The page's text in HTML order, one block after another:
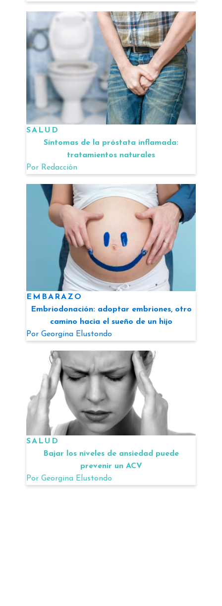
SALUD
Síntomas de la próstata inflamada:
tratamientos naturales
Por Redacción
EMBARAZO
Embriodonación: adoptar embriones, otro
camino hacia el sueño de un hijo
Por Georgina Elustondo
SALUD
Bajar los niveles de ansiedad puede
prevenir un ACV
Por Georgina Elustondo